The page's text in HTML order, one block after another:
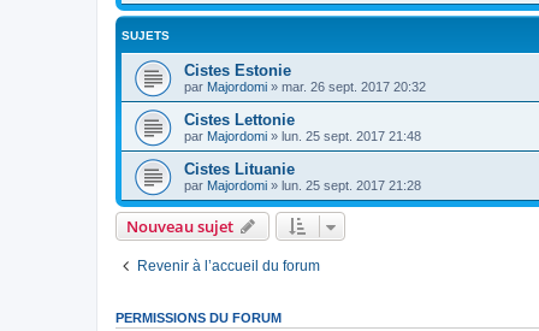
SUJETS
Cistes Estonie
par Majordomi » mar. 26 sept. 2017 20:32
Cistes Lettonie
par Majordomi » lun. 25 sept. 2017 21:48
Cistes Lituanie
par Majordomi » lun. 25 sept. 2017 21:28
Nouveau sujet
Revenir à l’accueil du forum
PERMISSIONS DU FORUM